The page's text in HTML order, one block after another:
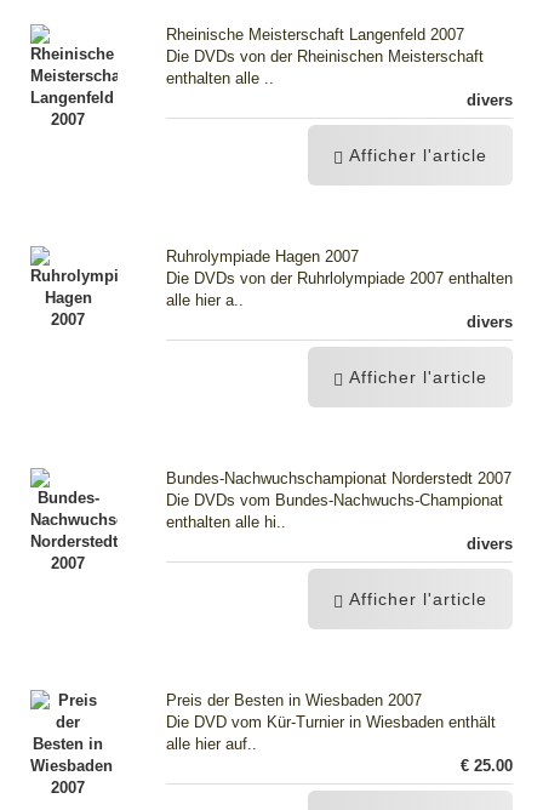
Rheinische Meisterschaft Langenfeld 2007
Die DVDs von der Rheinischen Meisterschaft
enthalten alle ..
divers
Afficher l'article
Ruhrolympiade Hagen 2007
Die DVDs von der Ruhrlolympiade 2007 enthalten
alle hier a..
divers
Afficher l'article
Bundes-Nachwuchschampionat Norderstedt 2007
Die DVDs vom Bundes-Nachwuchs-Championat
enthalten alle hi..
divers
Afficher l'article
Preis der Besten in Wiesbaden 2007
Die DVD vom Kür-Turnier in Wiesbaden enthält
alle hier auf..
€ 25.00